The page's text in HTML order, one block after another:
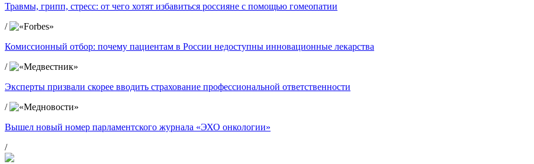
Травмы, грипп, стресс: от чего хотят избавиться россияне с помощью гомеопатии
/
Комиссионный отбор: почему пациентам в России недоступны инновационные лекарства
/
Эксперты призвали скорее вводить страхование профессиональной ответственности
/
Вышел новый номер парламентского журнала «ЭХО онкологии»
/